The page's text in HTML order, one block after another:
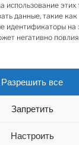
использование этих
данные, такие
идентификаторы на
негативно
Разрешить все
Запретить
Настроить
решения
с подогревом
и унитаз
эксклюзивные
радиаторы.
из
Bosch,